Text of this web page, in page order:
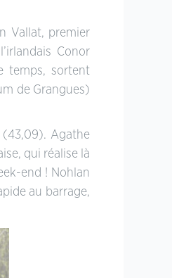
Vallat, premier
Conor
temps, sortent
de Grangues)
Agathe
qui réalise là
end ! Nohlan
au barrage,